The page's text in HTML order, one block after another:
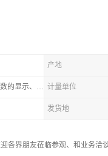
产地
具有“重量、力矩、幅度、高度、回转”等参数的显示、记录、报警功 计量单位
发货地
各界朋友莅临参观、和业务洽谈